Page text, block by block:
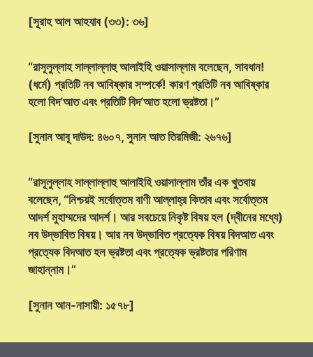
[সূরাহ আল আহযাব (৩৩): ৩৬]
“রাসূলুল্লাহ সাল্লাল্লাহু আলাইহি ওয়াসাল্লাম বলেছেন, সাবধান!
(ধর্মে) প্রতিটি নব আবিষ্কার সম্পর্কে! কারণ প্রতিটি নব আবিষ্কার
হলো বিদ‘আত এবং প্রতিটি বিদ‘আত হলো ভ্রষ্টতা।”
[সুনান আবূ দাউদ: ৪৬০৭, সুনান আত তিরমিজী: ২৬৭৬]
“রাসূলুল্লাহ সাল্লাল্লাহু আলাইহি ওয়াসাল্লাম তাঁর এক খুতবায়
বলেছেন, “নিশ্চয়ই সর্বোত্তম বাণী আল্লাহ্‌র কিতাব এবং সর্বোত্তম
আদর্শ মুহাম্মদের আদর্শ। আর সবচেয়ে নিকৃষ্ট বিষয় হল (দ্বীনের মধ্যে)
নব উদ্ভাবিত বিষয়। আর নব উদ্ভাবিত প্রত্যেক বিষয় বিদআত এবং
প্রত্যেক বিদআত হল ভ্রষ্টতা এবং প্রত্যেক ভ্রষ্টতার পরিণাম
জাহান্নাম।”
[সুনান আন-নাসায়ী: ১৫৭৮]